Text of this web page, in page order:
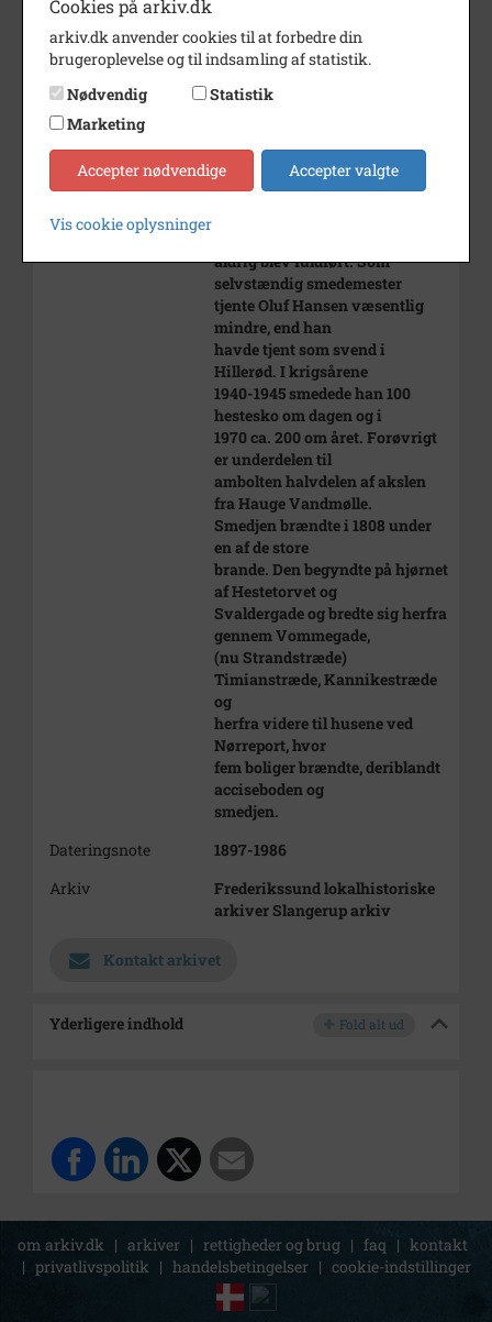
Nilausen, Kongensgade 23,
hvor der har været smedje siden
1777. Prisen var
15.000 kr.
Oluf Hansen ved at
reparere værktøj og vogne, som
blev brugt ved
aldrig blev fuldført. Som
selvstændig smedemester
tjente Oluf Hansen væsentlig
mindre, end han
havde tjent som svend i
Hillerød. I krigsårene
1940-1945 smedede han 100
hestesko om dagen og i
1970 ca. 200 om året. Forøvrigt
er underdelen til
ambolten halvdelen af akslen
fra Hauge Vandmølle.
Smedjen brændte i 1808 under
en af de store
brande. Den begyndte på hjørnet
af Hestetorvet og
Svaldergade og bredte sig herfra
gennem Vommegade,
(nu Strandstræde)
Timianstræde, Kannikestræde
og
herfra videre til husene ved
Nørreport, hvor
fem boliger brændte, deriblandt
acciseboden og
smedjen.
Dateringsnote
1897-1986
Arkiv
Frederikssund lokalhistoriske
arkiver Slangerup arkiv
Kontakt arkivet
Yderligere indhold Fold alt ud
om arkiv.dk | arkiver | rettigheder og brug | faq | kontakt
| privatlivspolitik | handelsbetingelser | cookie-indstillinger
Cookies på arkiv.dk
arkiv.dk anvender cookies til at forbedre din
brugeroplevelse og til indsamling af statistik.
Nødvendig
Statistik
Marketing
Accepter nødvendige Accepter valgte
Vis cookie oplysninger